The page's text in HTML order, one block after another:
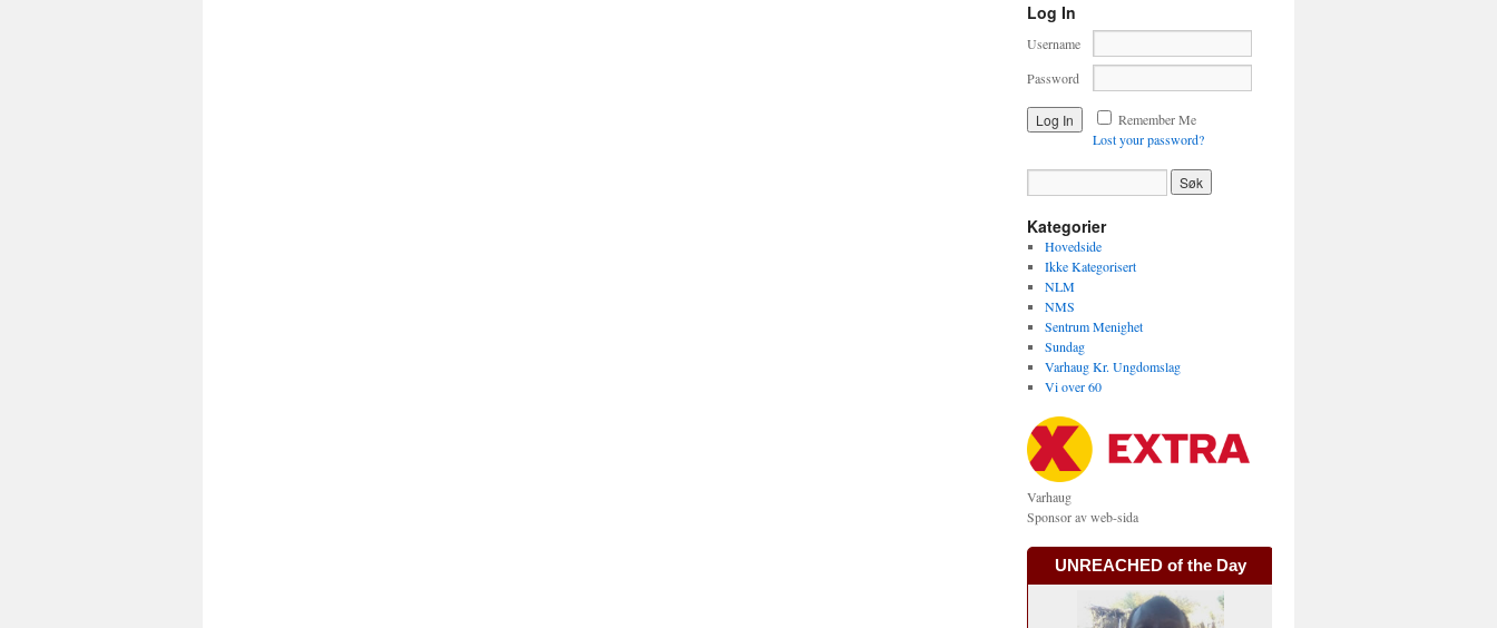
Log In
Username
Password
Remember Me
Lost your password?
Kategorier
Hovedside
Ikke Kategorisert
NLM
NMS
Sentrum Menighet
Sundag
Varhaug Kr. Ungdomslag
Vi over 60
Varhaug
Sponsor av web-sida
UNREACHED of the Day